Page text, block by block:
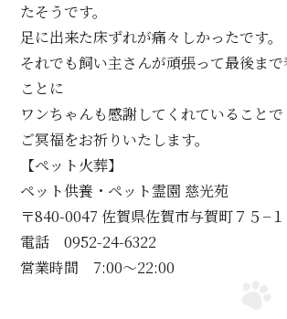
たそうです。
足に出来た床ずれが痛々しかったです。
それでも飼い主さんが頑張って最後ま
ことに
ワンちゃんも感謝してくれていることで
ご冥福をお祈りいたします。
【ペット火葬】
ペット供養・ペット霊園 慈光苑
〒840-0047 佐賀県佐賀市与賀町７５−１
電話 0952-24-6322
営業時間 7:00～22:00